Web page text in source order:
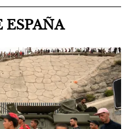
ESPAÑA